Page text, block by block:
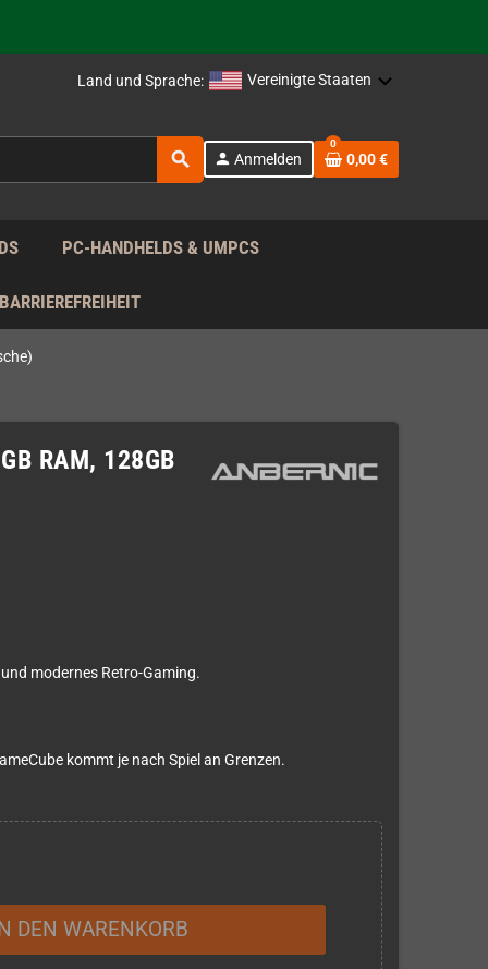
Land und Sprache: Vereinigte Staaten
search person Anmelden
0
0,00 €
PC-HANDHELDS & UMPCS
RAM, 128GB
modernes Retro-Gaming.
kommt je nach Spiel an Grenzen.
DEN WARENKORB